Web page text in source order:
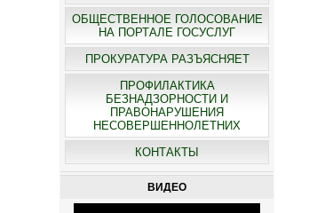
ОБЩЕСТВЕННОЕ ГОЛОСОВАНИЕ
НА ПОРТАЛЕ ГОСУСЛУГ
ПРОКУРАТУРА РАЗЪЯСНЯЕТ
ПРОФИЛАКТИКА
БЕЗНАДЗОРНОСТИ И
ПРАВОНАРУШЕНИЯ
НЕСОВЕРШЕННОЛЕТНИХ
КОНТАКТЫ
ВИДЕО